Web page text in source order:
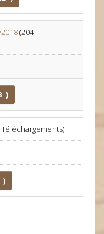
(204
)
Téléchargements)
)